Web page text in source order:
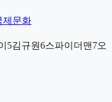
제 문화
5김규원6스파이더맨 7오